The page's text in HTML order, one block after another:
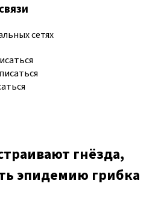
сетях
гнёзда,
эпидемию грибка